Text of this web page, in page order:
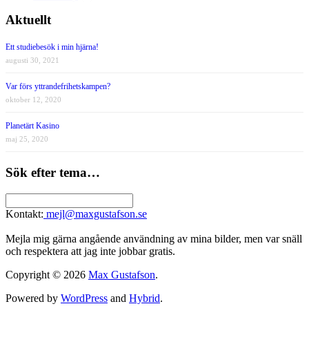
Aktuellt
Ett studiebesök i min hjärna!
augusti 30, 2021
Var förs yttrandefrihetskampen?
oktober 12, 2020
Planetärt Kasino
maj 25, 2020
Sök efter tema…
Kontakt: mejl@maxgustafson.se
Mejla mig gärna angående användning av mina bilder, men var snäll
och respektera att jag inte jobbar gratis.
Copyright © 2026 Max Gustafson.
Powered by WordPress and Hybrid.